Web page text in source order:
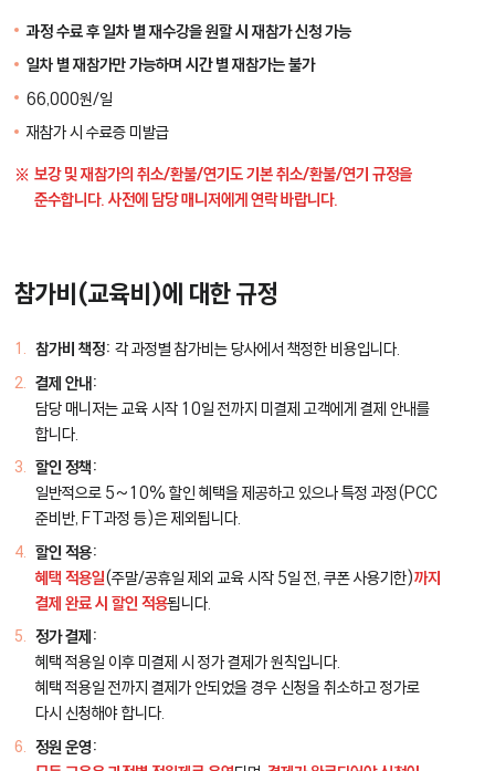
과정 수료 후 일차 별 재수강을 원할 시 재참가 신청 가능
일차 별 재참가만 가능하며 시간 별 재참가는 불가
66,000원/일
재참가 시 수료증 미발급
보강 및 재참가의 취소/환불/연기도 기본 취소/환불/연기 규정을
준수합니다. 사전에 담당 매니저에게 연락 바랍니다.
참가비(교육비)에 대한 규정
참가비 책정: 각 과정별 참가비는 당사에서 책정한 비용입니다.
결제 안내:
담당 매니저는 교육 시작 10일 전까지 미결제 고객에게 결제 안내를
합니다.
할인 정책:
일반적으로 5~10% 할인 혜택을 제공하고 있으나 특정 과정(PCC
준비반, FT과정 등)은 제외됩니다.
할인 적용:
혜택 적용일(주말/공휴일 제외 교육 시작 5일 전, 쿠폰 사용기한)까지
결제 완료 시 할인 적용됩니다.
정가 결제:
혜택 적용일 이후 미결제 시 정가 결제가 원칙입니다.
혜택 적용일 전까지 결제가 안되었을 경우 신청을 취소하고 정가로
다시 신청해야 합니다.
정원 운영: